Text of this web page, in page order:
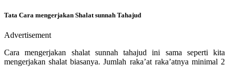
Tata Cara mengerjakan Shalat sunnah Tahajud
Advertisement
Cara mengerjakan shalat sunnah tahajud ini sama seperti kita
mengerjakan shalat biasanya. Jumlah raka’at raka’atnya minimal 2